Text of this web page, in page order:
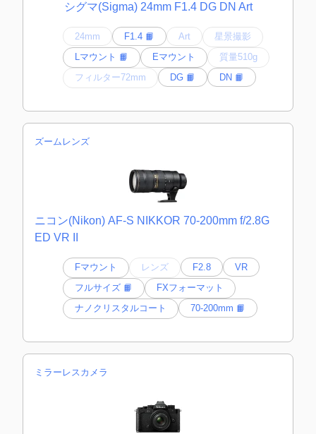
シグマ(Sigma) 24mm F1.4 DG DN Art
24mm F1.4 📙 Art
星景撮影
Lマウント 📙
Eマウント
質量510g
フィルター72mm
DG 📙 DN 📙
ズームレンズ
ニコン(Nikon) AF-S NIKKOR 70-200mm f/2.8G
ED VR II
Fマウント レンズ F2.8
VR
フルサイズ 📙
FXフォーマット
ナノクリスタルコート
70-200mm 📙
ミラーレスカメラ